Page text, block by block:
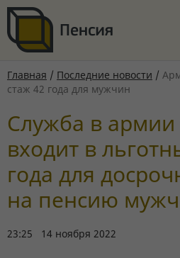
Главная / Последние новости /
стаж 42 года для мужчин
Служба в армии
входит в
года для
на пенсию
23:25 14 ноября 2022